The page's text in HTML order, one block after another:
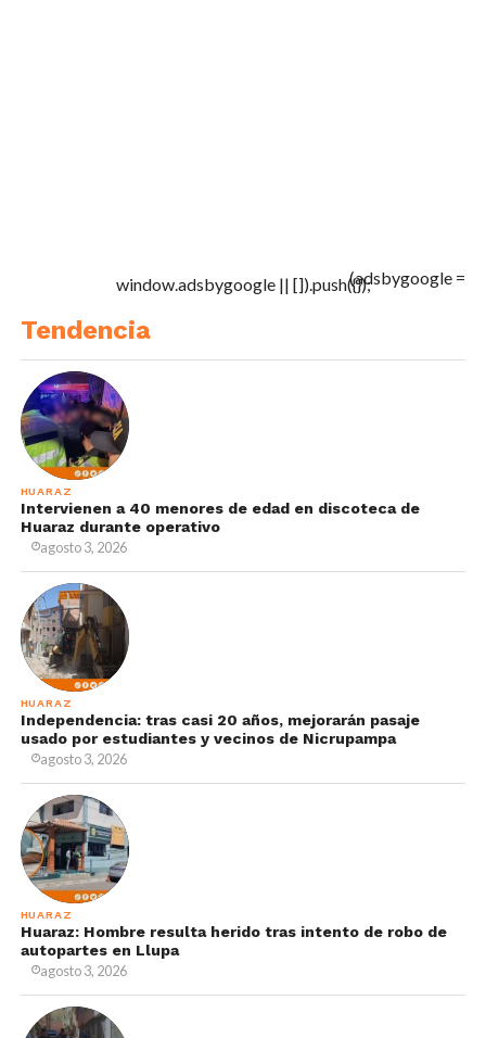
(adsbygoogle =
window.adsbygoogle || []).push({});
Tendencia
HUARAZ
Intervienen a 40 menores de edad en discoteca de
Huaraz durante operativo
agosto 3, 2026
HUARAZ
Independencia: tras casi 20 años, mejorarán pasaje
usado por estudiantes y vecinos de Nicrupampa
agosto 3, 2026
HUARAZ
Huaraz: Hombre resulta herido tras intento de robo de
autopartes en Llupa
agosto 3, 2026